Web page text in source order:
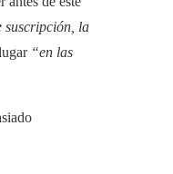
suscripción, la
“en las